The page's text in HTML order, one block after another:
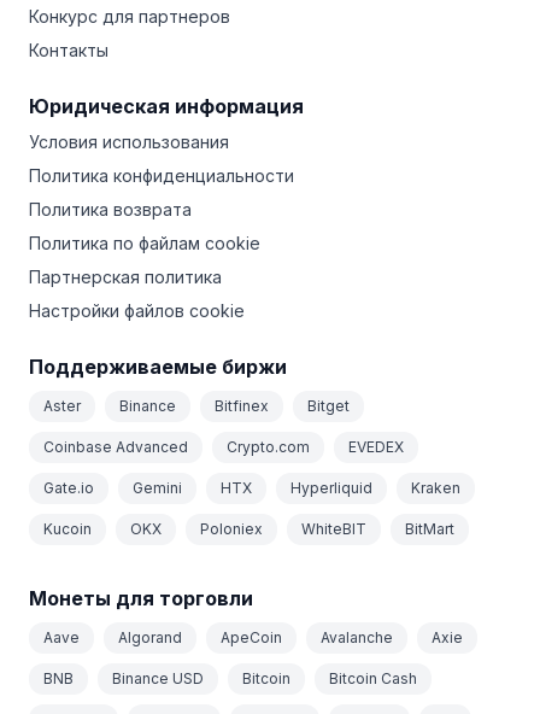
Конкурс для партнеров
Контакты
Юридическая информация
Условия использования
Политика конфиденциальности
Политика возврата
Политика по файлам cookie
Партнерская политика
Настройки файлов cookie
Поддерживаемые биржи
Aster Binance Bitfinex Bitget
Coinbase Advanced Crypto.com EVEDEX
Gate.io Gemini HTX Hyperliquid Kraken
Kucoin OKX Poloniex WhiteBIT BitMart
Монеты для торговли
Aave Algorand ApeCoin Avalanche Axie
BNB Binance USD Bitcoin Bitcoin Cash